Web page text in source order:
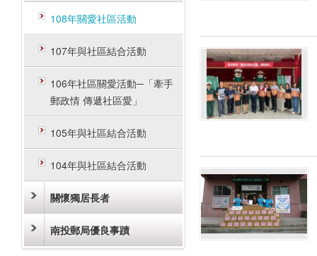
108年關愛社區活動
107年與社區結合活動
106年社區關愛活動─「牽手
郵政情 傳遞社區愛」
105年與社區結合活動
104年與社區結合活動
關懷獨居長者
南投郵局優良事蹟